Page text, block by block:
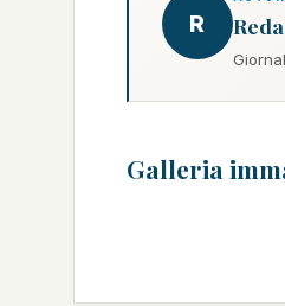
R
Galleria